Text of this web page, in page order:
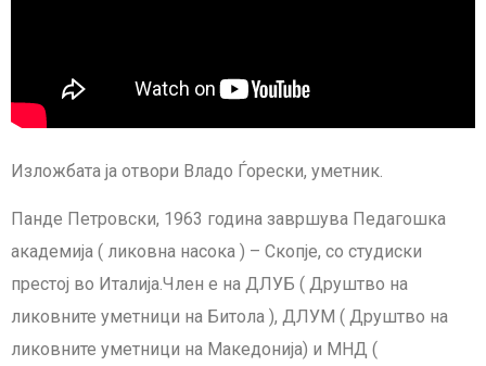
Изложбата ја отвори Владо Ѓорески, уметник.
Панде Петровски, 1963 година завршува Педагошка
академија ( ликовна насока ) – Скопје, со студиски
престој во Италија.Член е на ДЛУБ ( Друштво на
ликовните уметници на Битола ), ДЛУМ ( Друштво на
ликовните уметници на Македонија) и МНД (